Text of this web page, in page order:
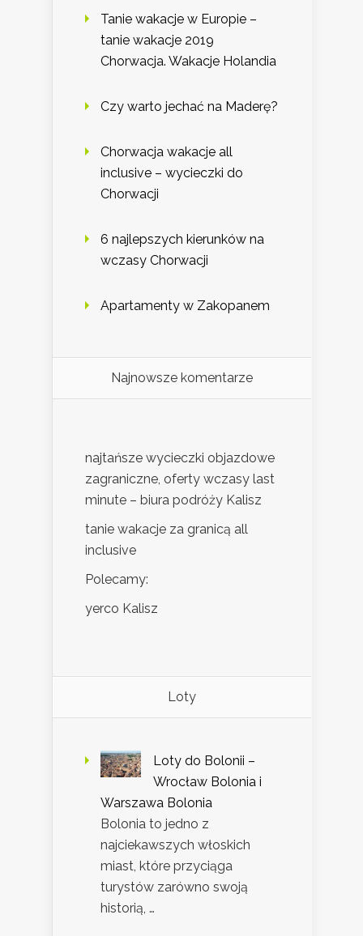
Tanie wakacje w Europie –
tanie wakacje 2019
Chorwacja. Wakacje Holandia
Czy warto jechać na Maderę?
Chorwacja wakacje all
inclusive – wycieczki do
Chorwacji
6 najlepszych kierunków na
wczasy Chorwacji
Apartamenty w Zakopanem
Najnowsze komentarze
najtańsze wycieczki objazdowe
zagraniczne, oferty wczasy last
minute – biura podróży Kalisz
tanie wakacje za granicą all
inclusive
Polecamy:
yerco Kalisz
Loty
Loty do Bolonii –
Wrocław Bolonia i
Warszawa Bolonia
Bolonia to jedno z
najciekawszych włoskich
miast, które przyciąga
turystów zarówno swoją
historią, …